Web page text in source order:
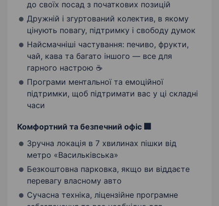
до своїх посад з початкових позицій
Дружній і згуртований колектив, в якому
цінують повагу, підтримку і свободу думок
Найсмачніші частування: печиво, фрукти,
чай, кава та багато іншого — все для
гарного настрою ☕
Програми ментальної та емоційної
підтримки, щоб підтримати вас у ці складні
часи
Комфортний та безпечний офіс 🏢
Зручна локація в 7 хвилинах пішки від
метро «Васильківська»
Безкоштовна парковка, якщо ви віддаєте
перевагу власному авто
Сучасна техніка, ліцензійне програмне